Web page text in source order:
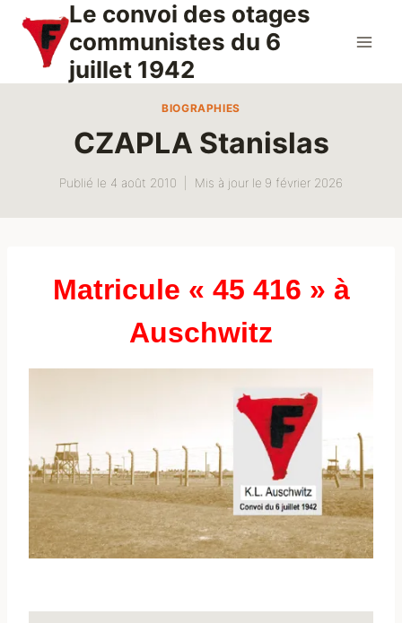
contenu
Le convoi des otages
communistes du 6
juillet 1942
BIOGRAPHIES
CZAPLA Stanislas
Publié le 4 août 2010 Mis à jour le 9 février 2026
Matricule « 45 416 » à
Auschwitz